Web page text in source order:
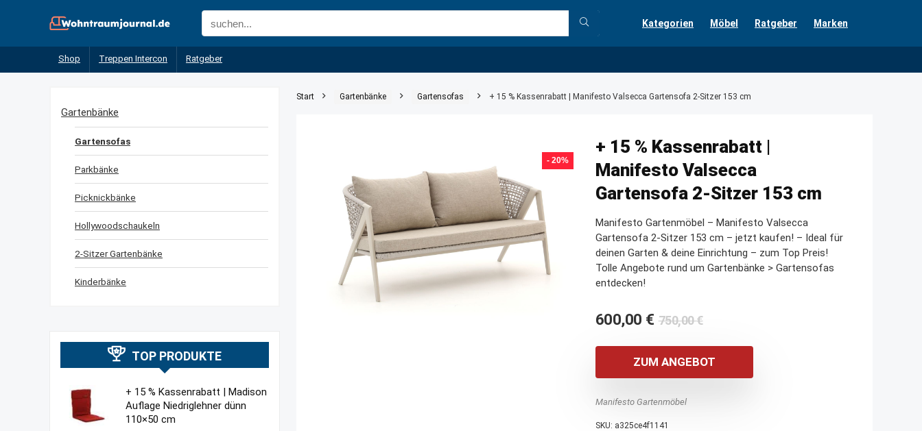
Kategorien Möbel Ratgeber Marken
Shop Treppen Intercon Ratgeber
Start Gartenbänke Gartensofas + 15 % Kassenrabatt | Manifesto Valsecca Gartensofa 2-Sitzer 153 cm
- 20%
+ 15 % Kassenrabatt |
Manifesto Valsecca
Gartensofa 2-Sitzer 153 cm
Manifesto Gartenmöbel – Manifesto Valsecca
Gartensofa 2-Sitzer 153 cm – jetzt kaufen! – Ideal für
deinen Garten & deine Einrichtung – zum Top Preis!
Tolle Angebote rund um Gartenbänke > Gartensofas
entdecken!
750,00€Ursprünglicher
war:
750,00 €
600,00 €
Aktueller
ist:
600,00 €.
ZUM ANGEBOT
Manifesto Gartenmöbel
SKU: a325ce4f1141
Gartenbänke
Gartensofas
Parkbänke
Picknickbänke
Hollywoodschaukeln
2-Sitzer Gartenbänke
Kinderbänke
TOP PRODUKTE
+ 15 % Kassenrabatt | Madison
Auflage Niedriglehner dünn
110×50 cm